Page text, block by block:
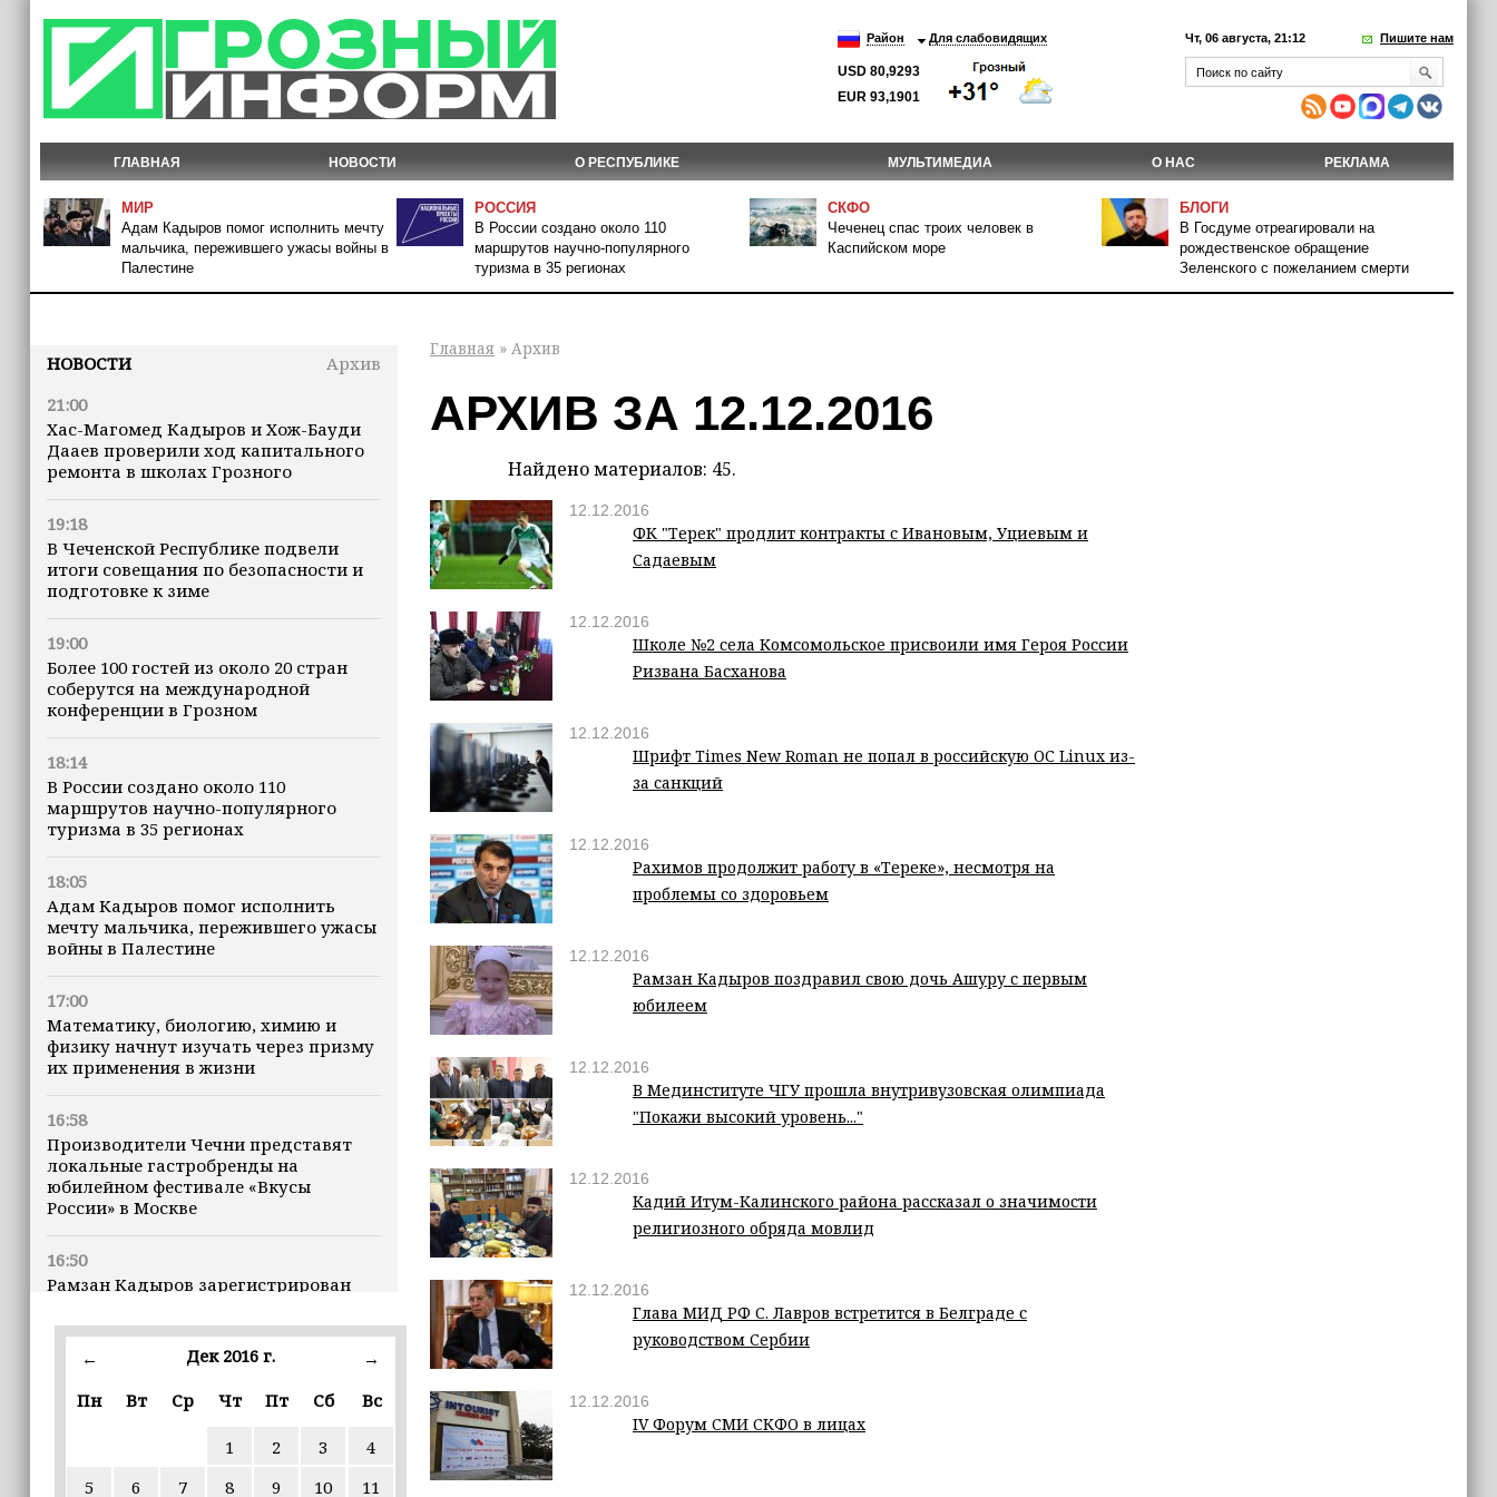
Район Для слабовидящих
USD 80,9293
EUR 93,1901
Чт, 06 августа, 21:12 Пишите нам
ГЛАВНАЯ НОВОСТИ О РЕСПУБЛИКЕ МУЛЬТИМЕДИА О НАС РЕКЛАМА
МИР
Адам Кадыров помог исполнить мечту
мальчика, пережившего ужасы войны в
Палестине
РОССИЯ
В России создано около 110
маршрутов научно-популярного
туризма в 35 регионах
СКФО
Чеченец спас троих человек в
Каспийском море
БЛОГИ
В Госдуме отреагировали на
рождественское обращение
Зеленского с пожеланием смерти
НОВОСТИ
Архив
21:00
Хас-Магомед Кадыров и Хож-Бауди
Дааев проверили ход капитального
ремонта в школах Грозного
19:18
В Чеченской Республике подвели
итоги совещания по безопасности и
подготовке к зиме
19:00
Более 100 гостей из около 20 стран
соберутся на международной
конференции в Грозном
18:14
В России создано около 110
маршрутов научно-популярного
туризма в 35 регионах
18:05
Адам Кадыров помог исполнить
мечту мальчика, пережившего ужасы
войны в Палестине
17:00
Математику, биологию, химию и
физику начнут изучать через призму
их применения в жизни
16:58
Производители Чечни представят
локальные гастробренды на
юбилейном фестивале «Вкусы
России» в Москве
16:50
Рамзан Кадыров зарегистрирован
16:47
землетрясения, рассказала
16:12
← Дек 2016 г.
→
Пн
Вт Ср Чт Пт Сб Вс
1 2 3
4
5
6 7 8 9 10 11
Главная » Архив
АРХИВ ЗА 12.12.2016
Найдено материалов: 45.
12.12.2016
ФК "Терек" продлит контракты с Ивановым, Уциевым и
Садаевым
12.12.2016
Школе №2 села Комсомольское присвоили имя Героя России
Ризвана Басханова
12.12.2016
Шрифт Times New Roman не попал в российскую ОС Linux из-
за санкций
12.12.2016
Рахимов продолжит работу в «Тереке», несмотря на
проблемы со здоровьем
12.12.2016
Рамзан Кадыров поздравил свою дочь Ашуру с первым
юбилеем
12.12.2016
В Мединституте ЧГУ прошла внутривузовская олимпиада
"Покажи высокий уровень..."
12.12.2016
Кадий Итум-Калинского района рассказал о значимости
религиозного обряда мовлид
12.12.2016
Глава МИД РФ С. Лавров встретится в Белграде с
руководством Сербии
12.12.2016
IV Форум СМИ СКФО в лицах